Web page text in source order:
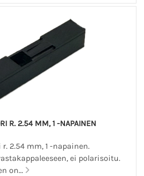
R. 2.54 MM, 1 -NAPAINEN
2.54 mm, 1 -napainen.
ei polarisoitu.
on...